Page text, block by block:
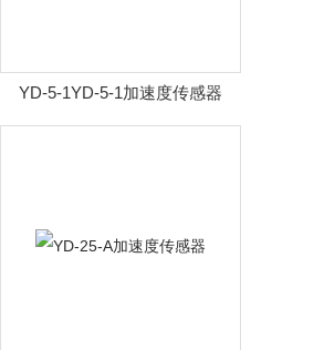
YD-5-1YD-5-1加速度传感器